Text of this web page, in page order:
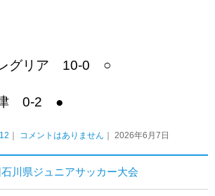
グリア 10-0 ○
0-2 ●
コメントはありません ｜ 2026年6月7日
石川県ジュニアサッカー大会